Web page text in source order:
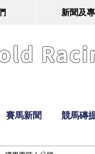
新聞及
賽馬新聞 競馬磚